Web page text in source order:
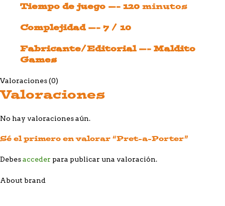
Tiempo de juego —- 120 minutos
Complejidad —- 7 / 10
Fabricante/Editorial —- Maldito
Games
Valoraciones (0)
Valoraciones
No hay valoraciones aún.
Sé el primero en valorar “Pret-a-Porter”
Debesacceder para publicar una valoración.
About brand